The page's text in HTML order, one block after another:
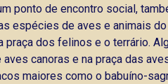
ponto de encontro social,
espécies de aves e animais
praça dos felinos e o terrário.
canoras e na praça das
maiores como o babuíno-